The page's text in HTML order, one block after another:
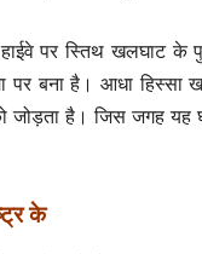
हाईवे पर स्तिथ
पर बना है। आधा
जोड़ता है। जिस जगह
के